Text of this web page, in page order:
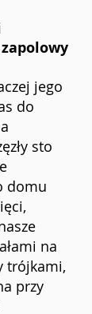
jego
do
sto
domu
na
trójkami,
przy